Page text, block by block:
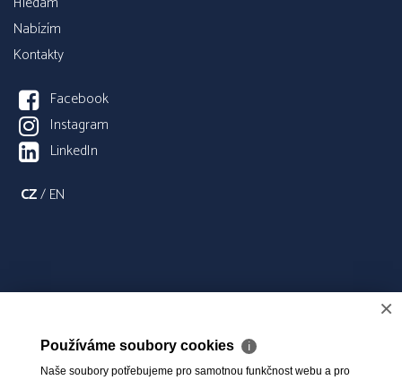
Nabízím
Kontakty
Facebook
Instagram
LinkedIn
CZ/EN
×
Používáme soubory cookies ℹ
Naše soubory potřebujeme pro samotnou funkčnost webu a pro